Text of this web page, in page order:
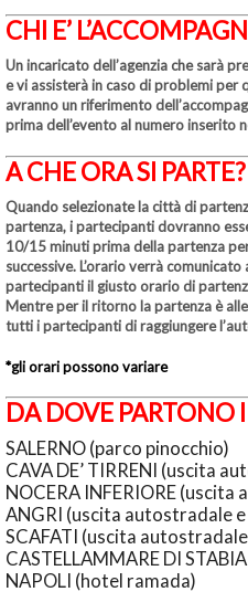
CHI E’
Un incaricato dell’agenzia che sarà
e vi assisterà in caso di problemi
avranno un riferimento
prima dell’evento al numero inserito
A CHE ORA SI PARTE?
Quando selezionate la città di
partenza, i partecipanti dovranno
10/15 minuti prima della partenza
successive. L’orario verrà
partecipanti il giusto orario di
Mentre per il ritorno la partenza è
tutti i partecipanti di raggiungere
*gli orari possono variare
DA DOVE PARTONO
SALERNO (parco pinocchio)
CAVA DE’ TIRRENI (uscita
NOCERA INFERIORE
ANGRI (uscita autostradale
SCAFATI (uscita
CASTELLAMMARE DI
NAPOLI (hotel ramada)